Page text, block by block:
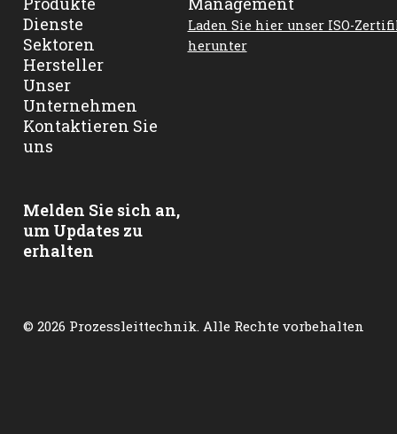
Dienste
Sektoren
Hersteller
Unser
Unternehmen
Kontaktieren Sie
uns
Melden Sie sich an,
um Updates zu
erhalten
Laden Sie hier unser ISO-
herunter
© 2026 Prozessleittechnik. Alle Rechte vorbehalten